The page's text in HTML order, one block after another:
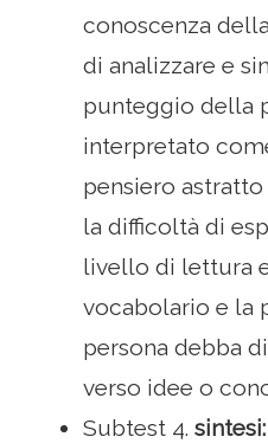
conoscenza
di analizzare e
punteggio della
interpretato
pensiero
la difficoltà di
livello di lettura
vocabolario e la
persona debba
verso idee o
Subtest 4. sintesi: